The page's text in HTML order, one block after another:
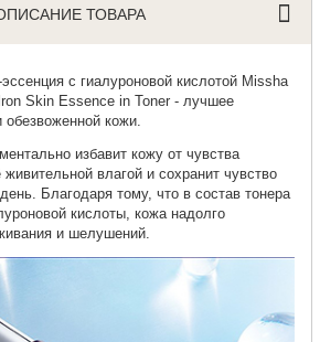
ТОВАРА
с гиалуроновой кислотой Missha
Skin Essence in Toner - лучшее
кожи.
избавит кожу от чувства
живительной влагой и сохранит чувство
Благодаря тому, что в состав тонера
кислоты, кожа надолго
и шелушений.